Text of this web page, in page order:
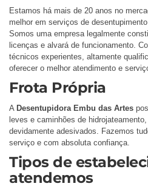
Estamos há mais de 20 anos no
melhor em serviços de
Somos uma empresa legalmente
licenças e alvará de funcionamento.
técnicos experientes, altamente
oferecer o melhor atendimento e
Frota Própria
A Desentupidora Embu das Artes
leves e caminhões de
devidamente adesivados. Fazemos
serviço e com absoluta confiança.
Tipos de
atendemos